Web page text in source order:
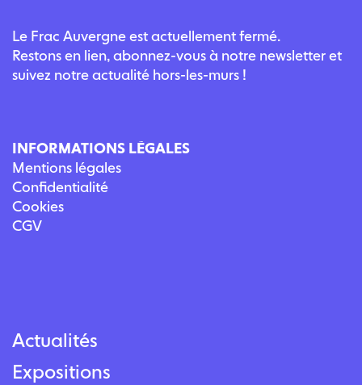
Le Frac Auvergne est actuellement fermé.
Restons en lien, abonnez-vous à notre newsletter et
suivez notre actualité hors-les-murs !
INFORMATIONS LÉGALES
Mentions légales
Confidentialité
Cookies
CGV
Actualités
Expositions